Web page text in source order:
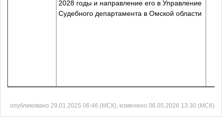
2028 годы и направление его в Управление
Судебного департамента в Омской области
опубликовано 29.01.2025 06:46 (МСК), изменено 06.05.2026 13:30 (МСК)